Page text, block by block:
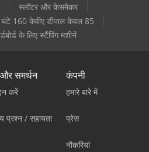
स्लॉटर और केसमेकर
160 केवीए डीजल केवल 85
के लिए स्टैंपिंग मशीनें
समर्थन
करें
प्रश्न / सहायता
कंपनी
हमारे बारे में
प्रेस
नौकरियां